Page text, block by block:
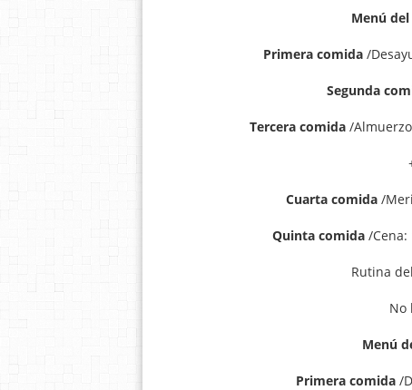
Menú
Primera comida /
Segunda
Tercera comida /
Cuarta comida /
Quinta comida/Cena:
Rutina
No
Menú
Primera comida/